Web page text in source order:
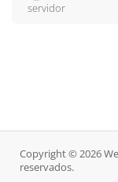
servidor
Copyright © 2026
reservados.